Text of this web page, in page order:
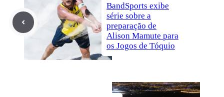
BandSports exibe
série sobre a
preparação de
Alison Mamute para
os Jogos de Tóquio